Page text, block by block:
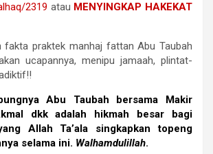
2319 atau MENYINGKAP HAKEKAT
fakta praktek manhaj fattan Abu Taubah
ucapannya, menipu jamaah, plintat-
Abu Taubah bersama Makir
dkk adalah hikmah besar bagi
Allah Ta’ala singkapkan topeng
selama ini. Walhamdulillah.